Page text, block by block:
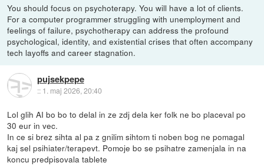
You should focus on psychoterapy. You will have a lot of clients.
For a computer programmer struggling with unemployment and
feelings of failure, psychotherapy can address the profound
psychological, identity, and existential crises that often accompany
tech layoffs and career stagnation.
pujsekpepe
:: 1. maj 2026, 20:40
Lol glih AI bo bo to delal in ze zdj dela ker folk ne bo placeval po
30 eur in vec.
In ce si brez sihta al pa z gnilim sihtom ti noben bog ne pomagal
kaj sel psihiater/terapevt. Pomoje bo se psihatre zamenjala in na
koncu predpisovala tablete